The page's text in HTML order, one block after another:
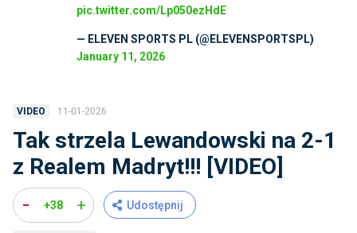
pic.twitter.com/Lp050ezHdE
— ELEVEN SPORTS PL (@ELEVENSPORTSPL)
January 11, 2026
VIDEO 11-01-2026
Tak strzela Lewandowski na 2-1
z Realem Madryt!!! [VIDEO]
- +38 + Udostępnij